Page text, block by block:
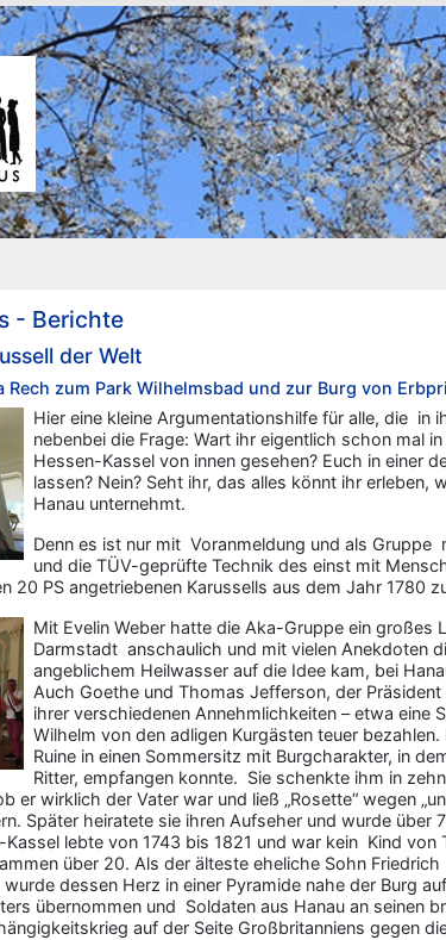
- Berichte
der Welt
Rech zum Park Wilhelmsbad und zur Burg von
Hier eine kleine Argumentationshilfe für alle, die in
nebenbei die Frage: Wart ihr eigentlich schon mal
Hessen-Kassel von innen gesehen? Euch in einer
lassen? Nein? Seht ihr, das alles könnt ihr erleben,
Hanau unternehmt.
Denn es ist nur mit Voranmeldung und als
und die TÜV-geprüfte Technik des einst mit
20 PS angetriebenen Karussells aus dem Jahr 1780
Mit Evelin Weber hatte die Aka-Gruppe ein großes
Darmstadt anschaulich und mit vielen Anekdoten
angeblichem Heilwasser auf die Idee kam, bei
Auch Goethe und Thomas Jefferson, der
ihrer verschiedenen Annehmlichkeiten – etwa eine
Wilhelm von den adligen Kurgästen teuer
Ruine in einen Sommersitz mit Burgcharakter, in
Ritter, empfangen konnte. Sie schenkte ihm in
er wirklich der Vater war und ließ „Rosette“ wegen
Später heiratete sie ihren Aufseher und wurde über
lebte von 1743 bis 1821 und war kein Kind
über 20. Als der älteste eheliche Sohn
wurde dessen Herz in einer Pyramide nahe der Burg
übernommen und Soldaten aus Hanau an seinen
auf der Seite Großbritanniens gegen